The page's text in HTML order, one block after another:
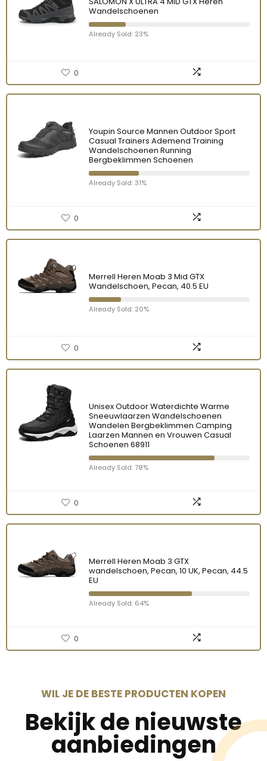
Wandelschoenen
Already Sold: 23%
0
Youpin Source Mannen Outdoor Sport
Casual Trainers Ademend Training
Wandelschoenen Running
Bergbeklimmen Schoenen
Already Sold: 31%
0
Merrell Heren Moab 3 Mid GTX
Wandelschoen, Pecan, 40.5 EU
Already Sold: 20%
0
Unisex Outdoor Waterdichte Warme
Sneeuwlaarzen Wandelschoenen
Wandelen Bergbeklimmen Camping
Laarzen Mannen en Vrouwen Casual
Schoenen 68911
Already Sold: 78%
0
Merrell Heren Moab 3 GTX
wandelschoen, Pecan, 10 UK, Pecan, 44.5
EU
Already Sold: 64%
0
WIL JE DE BESTE PRODUCTEN KOPEN
Bekijk de nieuwste
aanbiedingen